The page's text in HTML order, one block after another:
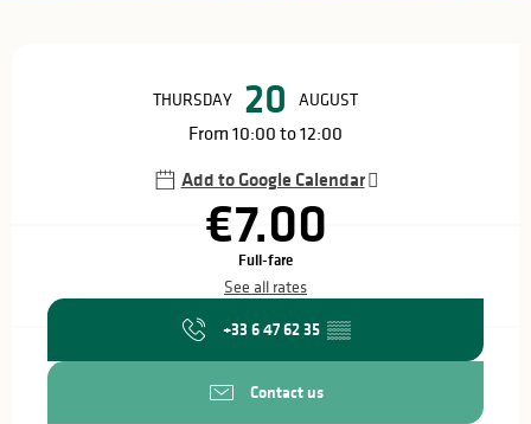
THURSDAY 20 AUGUST
From 10:00 to 12:00
Add to Google Calendar
€7.00
Full-fare
See all rates
+33 6 47 62 35 ▒▒
Contact us